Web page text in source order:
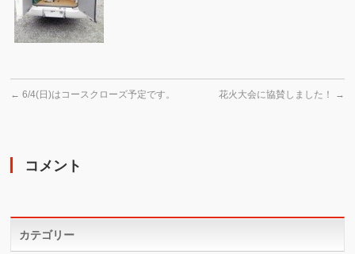
← 6/4(日)はコースクローズ予定です。 花火大会に協賛しました！ →
コメント
カテゴリー